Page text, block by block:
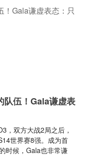
队伍！Gala谦虚表
，双方大战2局之后，
世界赛8强。成为首
时候，Gala也非常谦